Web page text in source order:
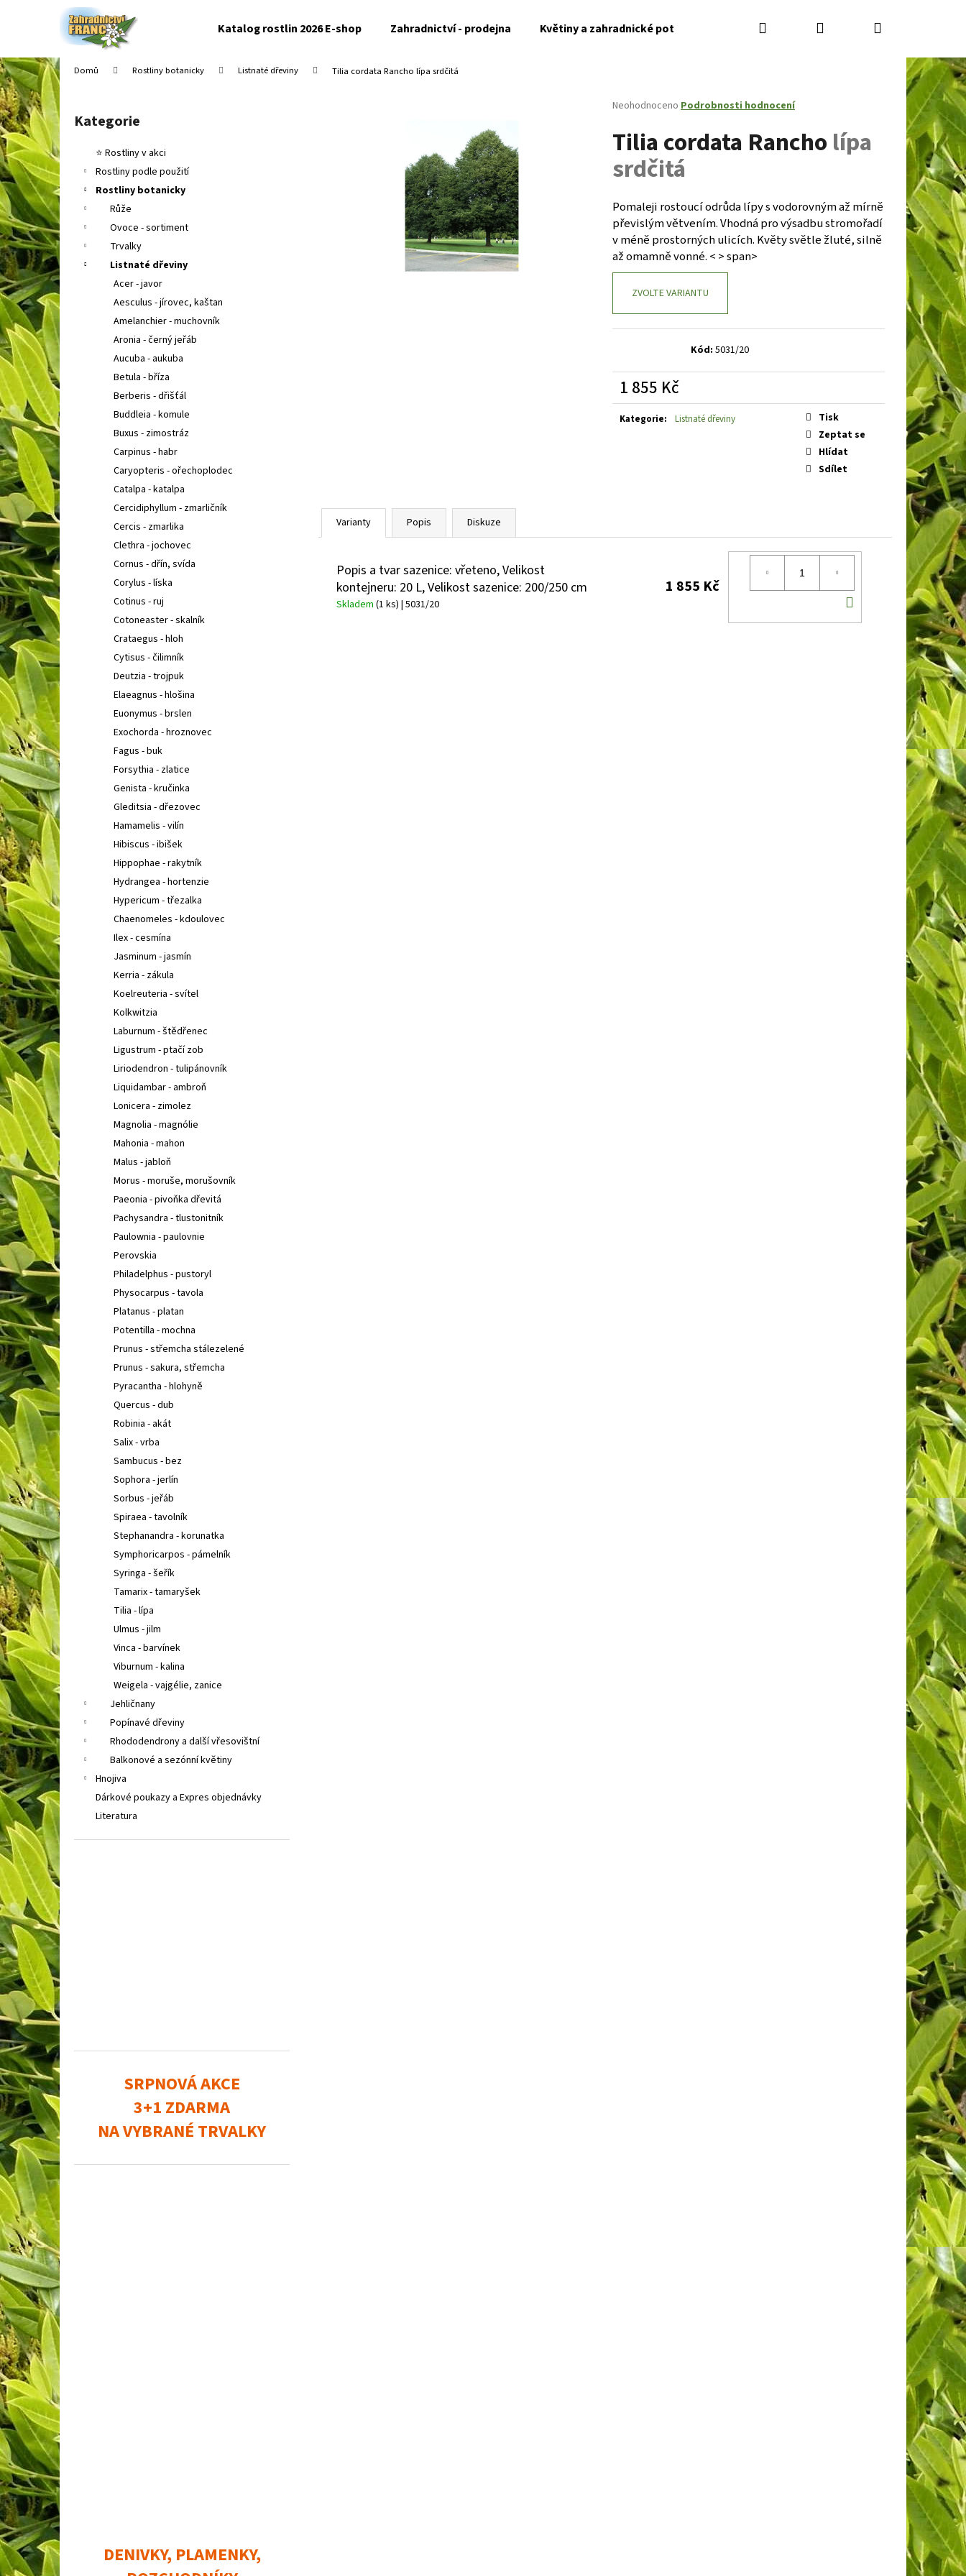
Katalog rostlin 2026 E-shop Zahradnictví - prodejna Květiny a zahradnické potřeby Kontakty Jak nakupovat
Hledat PřihlášeníNákupní
košík
Domů Rostliny botanicky Listnaté dřeviny Tilia cordata Rancho lípa srdčitá
P
o
s
t
r
a
n
n
í
p
a
n
e
l
Přeskočit
kategorie
Kategorie
⭐ Rostliny v akci
Rostliny podle použití
Rostliny botanicky
Růže
Ovoce - sortiment
Trvalky
Listnaté dřeviny
Acer - javor
Aesculus - jírovec, kaštan
Amelanchier - muchovník
Aronia - černý jeřáb
Aucuba - aukuba
Betula - bříza
Berberis - dřišťál
Buddleia - komule
Buxus - zimostráz
Carpinus - habr
Caryopteris - ořechoplodec
Catalpa - katalpa
Cercidiphyllum - zmarličník
Cercis - zmarlika
Clethra - jochovec
Cornus - dřín, svída
Corylus - líska
Cotinus - ruj
Cotoneaster - skalník
Crataegus - hloh
Cytisus - čilimník
Deutzia - trojpuk
Elaeagnus - hlošina
Euonymus - brslen
Exochorda - hroznovec
Fagus - buk
Forsythia - zlatice
Genista - kručinka
Gleditsia - dřezovec
Hamamelis - vilín
Hibiscus - ibišek
Hippophae - rakytník
Hydrangea - hortenzie
Hypericum - třezalka
Chaenomeles - kdoulovec
Ilex - cesmína
Jasminum - jasmín
Kerria - zákula
Koelreuteria - svítel
Kolkwitzia
Laburnum - štědřenec
Ligustrum - ptačí zob
Liriodendron - tulipánovník
Liquidambar - ambroň
Lonicera - zimolez
Magnolia - magnólie
Mahonia - mahon
Malus - jabloň
Morus - moruše, morušovník
Paeonia - pivoňka dřevitá
Pachysandra - tlustonitník
Paulownia - paulovnie
Perovskia
Philadelphus - pustoryl
Physocarpus - tavola
Platanus - platan
Potentilla - mochna
Prunus - střemcha stálezelené
Prunus - sakura, střemcha
Pyracantha - hlohyně
Quercus - dub
Robinia - akát
Salix - vrba
Sambucus - bez
Sophora - jerlín
Sorbus - jeřáb
Spiraea - tavolník
Stephanandra - korunatka
Symphoricarpos - pámelník
Syringa - šeřík
Tamarix - tamaryšek
Tilia - lípa
Ulmus - jilm
Vinca - barvínek
Viburnum - kalina
Weigela - vajgélie, zanice
Jehličnany
Popínavé dřeviny
Rhododendrony a další vřesovištní
Balkonové a sezónní květiny
Hnojiva
Dárkové poukazy a Expres objednávky
Literatura
SRPNOVÁ AKCE
3+1 ZDARMA
NA VYBRANÉ TRVALKY
DENIVKY, PLAMENKY,
Průměrné
produktu
z
hvězdiček.
Neohodnoceno Podrobnosti hodnocení
Tilia cordata Rancho lípa
srdčitá
Pomaleji rostoucí odrůda lípy s vodorovným až mírně
převislým větvením. Vhodná pro výsadbu stromořadí
v méně prostorných ulicích. Květy světle žluté, silně
až omamně vonné. < > span>
ZVOLTE VARIANTU
Kód: 5031/20
1 855 Kč
Měrná
cena:
Kategorie: Listnaté dřeviny
Tisk
Zeptat se
Hlídat
Sdílet
Varianty Popis Diskuze
Popis a tvar sazenice: vřeteno, Velikost
kontejneru: 20 L, Velikost sazenice: 200/250 cm
Skladem (1 ks) | 5031/20
1 855 Kč
KOŠÍKU
í
k
Zpět
do
obchodu
Zpět
do
obchodu
Co potřebujete najít?
HLEDAT
Doporučujeme
SEDUM TELEPHIUM SEDUCTION CHERRY
CHOCOLATEROZCHODNÍK NACHOVÝ
HEMEROCALLIS X BAKABANADENIVKA